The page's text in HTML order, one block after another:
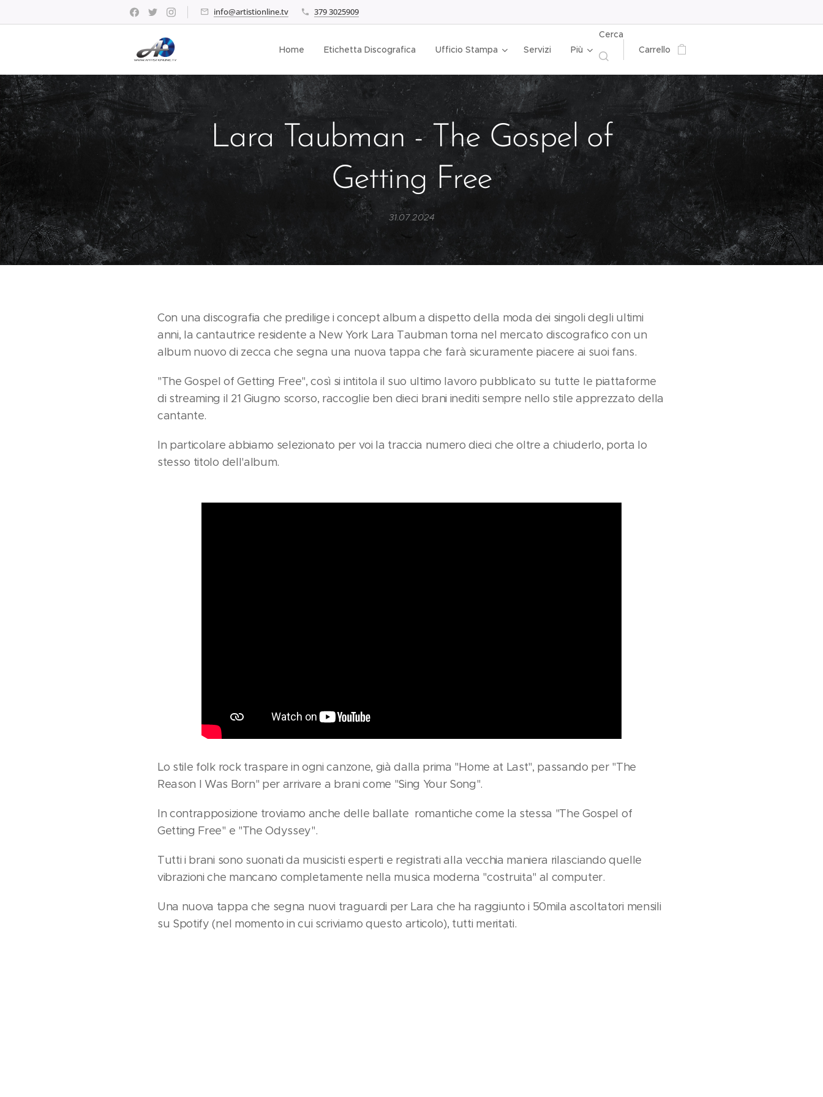
info@artistionline.tv 379 3025909
Home Etichetta Discografica Ufficio Stampa Servizi Più
Cerca
Carrello
Lara Taubman - The Gospel of
Getting Free
31.07.2024
Con una discografia che predilige i concept album a dispetto della moda dei singoli degli ultimi
anni, la cantautrice residente a New York Lara Taubman torna nel mercato discografico con un
album nuovo di zecca che segna una nuova tappa che farà sicuramente piacere ai suoi fans.
"The Gospel of Getting Free", così si intitola il suo ultimo lavoro pubblicato su tutte le piattaforme
di streaming il 21 Giugno scorso, raccoglie ben dieci brani inediti sempre nello stile apprezzato della
cantante.
In particolare abbiamo selezionato per voi la traccia numero dieci che oltre a chiuderlo, porta lo
stesso titolo dell'album.
Lo stile folk rock traspare in ogni canzone, già dalla prima "Home at Last", passando per "The
Reason I Was Born" per arrivare a brani come "Sing Your Song".
In contrapposizione troviamo anche delle ballate romantiche come la stessa "The Gospel of
Getting Free" e "The Odyssey".
Tutti i brani sono suonati da musicisti esperti e registrati alla vecchia maniera rilasciando quelle
vibrazioni che mancano completamente nella musica moderna "costruita" al computer.
Una nuova tappa che segna nuovi traguardi per Lara che ha raggiunto i 50mila ascoltatori mensili
su Spotify (nel momento in cui scriviamo questo articolo), tutti meritati.